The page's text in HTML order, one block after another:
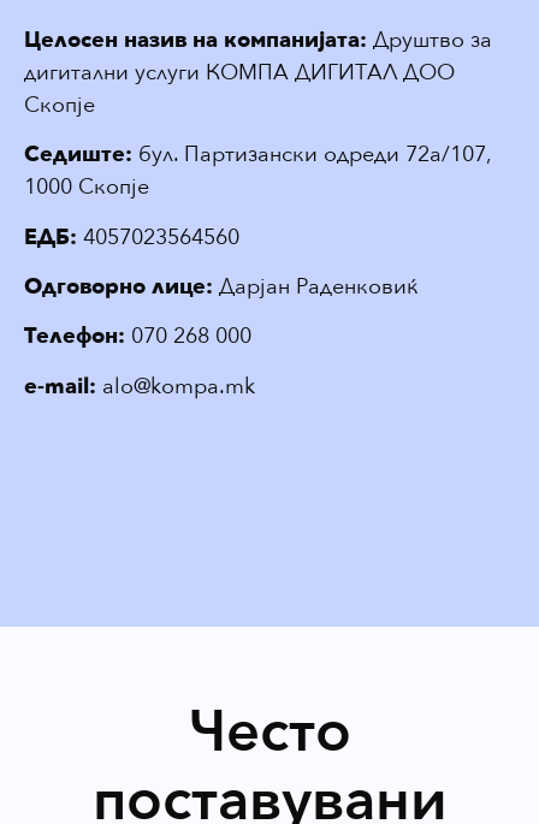
Целосен назив на компанијата: Друштво за
дигитални услуги КОМПА ДИГИТАЛ ДОО
Скопје
Седиште: бул. Партизански одреди 72а/107,
1000 Скопје
ЕДБ: 4057023564560
Одговорно лице: Дарјан Раденковиќ
Телефон: 070 268 000
e-mail: alo@kompa.mk
Често
поставувани